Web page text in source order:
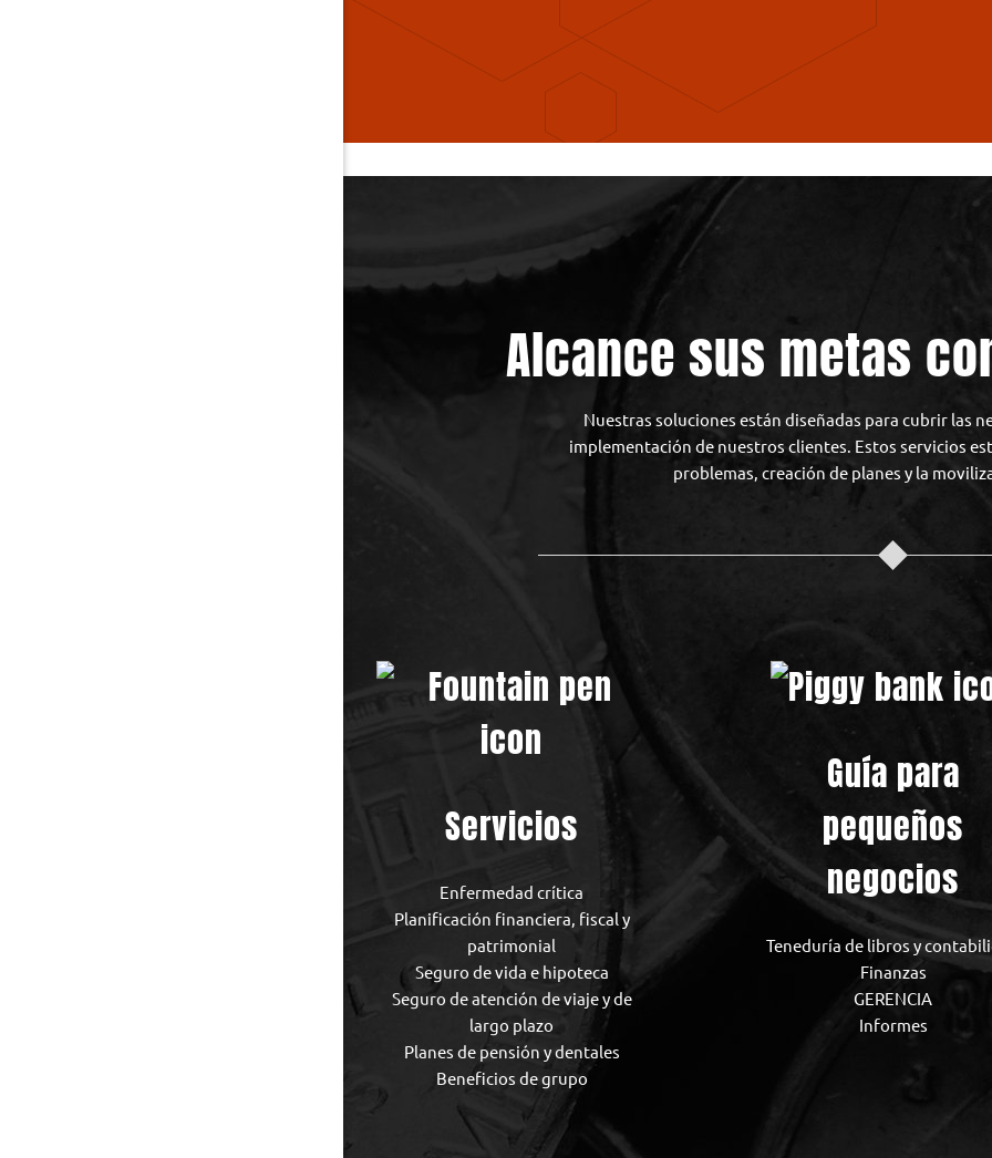
Alcance sus metas
Nuestras soluciones están diseñadas para cubrir las
implementación de nuestros clientes. Estos servicios
problemas, creación de planes y la
Servicios
Enfermedad crítica
Planificación financiera, fiscal y
patrimonial
Seguro de vida e hipoteca
Seguro de atención de viaje y de
largo plazo
Planes de pensión y dentales
Beneficios de grupo
Guía para
pequeños
negocios
Teneduría de libros y
Finanzas
GERENCIA
Informes